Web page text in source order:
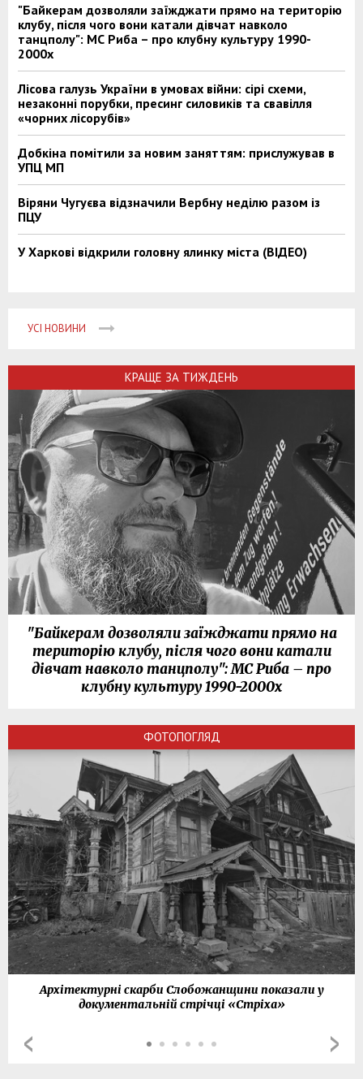
"Байкерам дозволяли заїжджати прямо на територію
клубу, після чого вони катали дівчат навколо
танцполу": МС Риба – про клубну культуру 1990-
2000х
Лісова галузь України в умовах війни: сірі схеми,
незаконні порубки, пресинг силовиків та свавілля
«чорних лісорубів»
Добкіна помітили за новим заняттям: прислужував в
УПЦ МП
Віряни Чугуєва відзначили Вербну неділю разом із
ПЦУ
У Харкові відкрили головну ялинку міста (ВІДЕО)
УСІ НОВИНИ
КРАЩЕ ЗА ТИЖДЕНЬ
"Байкерам дозволяли заїжджати прямо на
територію клубу, після чого вони катали
дівчат навколо танцполу": МС Риба – про
клубну культуру 1990-2000х
ФОТОПОГЛЯД
Архітектурні скарби Слобожанщини показали у
документальній стрічці «Стріха»